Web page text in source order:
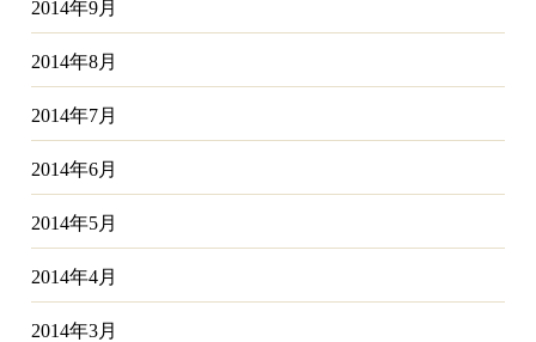
2014年9月
2014年8月
2014年7月
2014年6月
2014年5月
2014年4月
2014年3月